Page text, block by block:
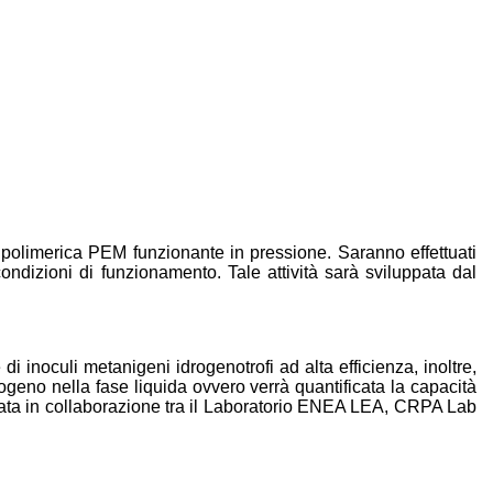
PEM funzionante in pressione. Saranno effettuati
di funzionamento. Tale attività sarà sviluppata dal
inoculi metanigeni idrogenotrofi ad alta efficienza, inoltre,
nella fase liquida ovvero verrà quantificata la capacità
in collaborazione tra il Laboratorio ENEA LEA, CRPA Lab